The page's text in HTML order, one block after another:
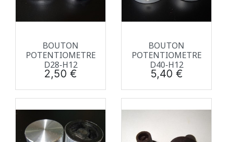
BOUTON
POTENTIOMETRE
D28-H12
Prix
2,50 €
BOUTON
POTENTIOMETRE
D40-H12
Prix
5,40 €